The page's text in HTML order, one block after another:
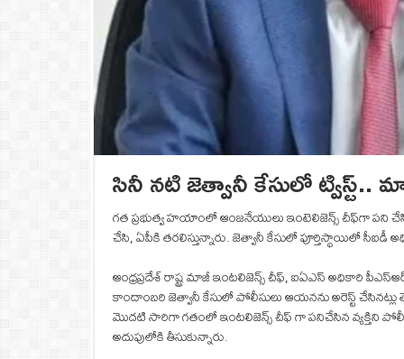
సినీ నటి జెత్వానీ కేసులో ట్విస్ట్..
గత ప్రభుత్వ హయాంలో ఆంజనేయులు ఇంటెలిజెన్స్‌ చీఫ్‌గా పని
చేసి, ఏపీకి తరలిస్తున్నారు. జెత్వానీ కేసులో పూర్తిస్థాయిలో
ఆంధ్రప్రదేశ్‌ రాష్ట్ర మాజీ ఇంటలిజెన్స్ చీఫ్, ఐఏఎస్ అధికారి
కాందాంబరి జెత్వానీ కేసులో పోలీసులు ఆయనను అరెస్ట్ చేసినట్లు
మొదటి సారిగా గతంలో ఇంటలిజెన్స్ చీఫ్ గా పనిచేసిన వ్యక్తిని
అదుపులోకి తీసుకున్నారు.